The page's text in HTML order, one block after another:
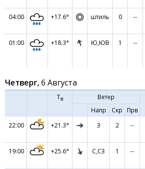
04:00 +17.6° штиль 0 --
01:00 +18.3° Ю,ЮВ 1 --
Четверг,6 Августа
Тв Ветер
Напр
Скр Прв
22:00
+21.3° З 2 --
19:00 +25.6° С,СЗ 1 --